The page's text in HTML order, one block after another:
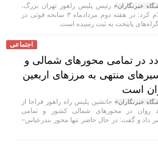
خبرنگاران» رئیس پلیس راهور تهران بزرگ،
اعلام کرد: در هفته دوم مردادماه ۳ سانحه فوتی در
پایتخت به ثبت رسیده است.
اجتماعی
در تمامی محور‌های شمالی و
منتهی به مرز‌های اربعین
است
خبرنگاران» جانشین پلیس راه راهور فراجا از
روان در محور‌های شمالی کشور و تمامی
داد و گفت: در حال حاضر تنها محور بندرعباس–